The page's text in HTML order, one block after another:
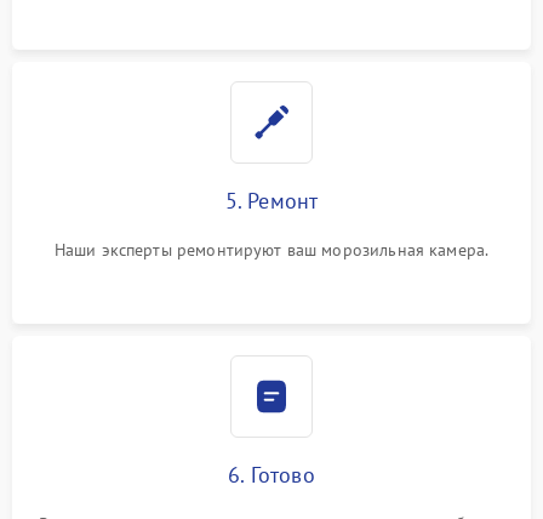
5. Ремонт
Наши эксперты ремонтируют ваш морозильная камера.
6. Готово